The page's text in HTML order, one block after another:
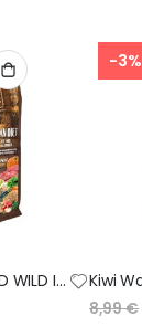
NATURAL WOODLAND WILD IBERIAN 10kg
-3%
8,99 €